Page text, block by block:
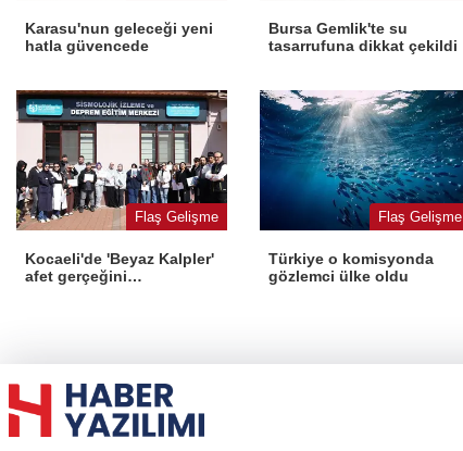
Karasu'nun geleceği yeni
hatla güvencede
Bursa Gemlik'te su
tasarrufuna dikkat çekildi
Flaş Gelişme
Kocaeli'de 'Beyaz Kalpler'
afet gerçeğini
Flaş Gelişme
Türkiye o komisyonda
gözlemci ülke oldu